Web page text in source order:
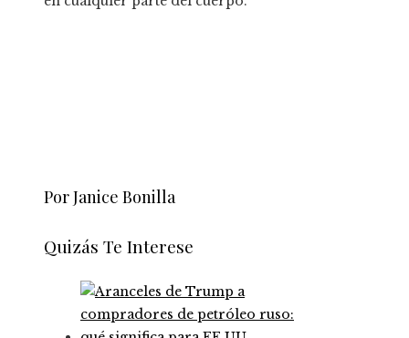
Por Janice Bonilla
Quizás Te Interese